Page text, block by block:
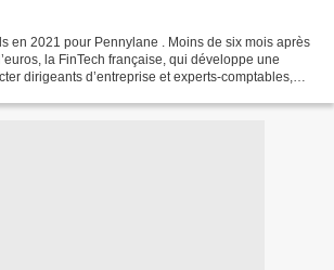
en 2021 pour Pennylane . Moins de six mois après
la FinTech française, qui développe une
dirigeants d’entreprise et experts-comptables,